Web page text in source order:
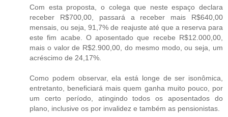
Com esta proposta, o colega que neste espaço declara
receber R$700,00, passará a receber mais R$640,00
mensais, ou seja, 91,7% de reajuste até que a reserva para
este fim acabe. O aposentado que recebe R$12.000,00,
mais o valor de R$2.900,00, do mesmo modo, ou seja, um
acréscimo de 24,17%.
Como podem observar, ela está longe de ser isonômica,
entretanto, beneficiará mais quem ganha muito pouco, por
um certo período, atingindo todos os aposentados do
plano, inclusive os por invalidez e também as pensionistas.